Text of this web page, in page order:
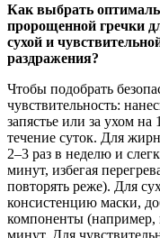
Как выбрать
пророщенной гречки
сухой и
раздражения?
Чтобы подобрать
чувствительность:
запястье или за ухом
течение суток. Для
2–3 раз в неделю и
минут, избегая
повторять реже). Для
консистенцию маски,
компоненты (например,
минут. Для